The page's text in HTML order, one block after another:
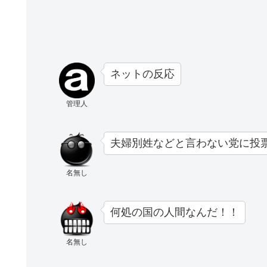
管理人
ネットの反応
名無し
夫婦別姓などと言わない党に投
名無し
何処の国の人間なんだ！！